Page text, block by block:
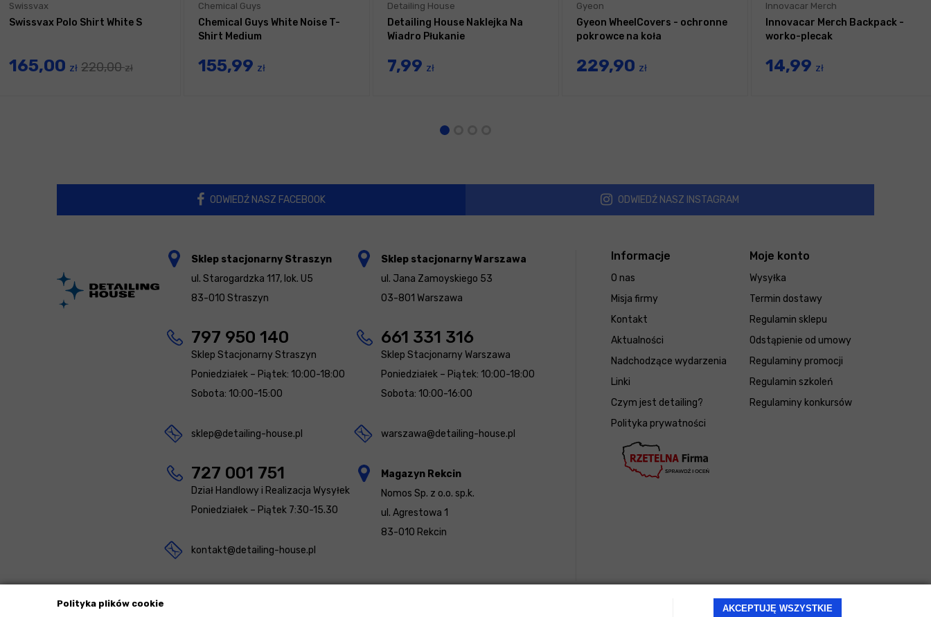
Polityka plików cookie
AKCEPTUJĘ WSZYSTKIE
Swissvax
Swissvax Polo Shirt White S
165,00 zł 220,00zł
Chemical Guys
Chemical Guys White Noise T-
Shirt Medium
155,99 zł
Detailing House
Detailing House Naklejka Na
Wiadro Płukanie
7,99 zł
Gyeon
Gyeon WheelCovers - ochronne
pokrowce na koła
229,90 zł
Innovacar Merch
Innovacar Merch Backpack -
worko-plecak
14,99 zł
ODWIEDŹ NASZ FACEBOOK ODWIEDŹ NASZ INSTAGRAM
Informacje
O nas
Misja firmy
Kontakt
Aktualności
Nadchodzące wydarzenia
Linki
Czym jest detailing?
Polityka prywatności
Moje konto
Wysyłka
Termin dostawy
Regulamin sklepu
Odstąpienie od umowy
Regulaminy promocji
Regulamin szkoleń
Regulaminy konkursów
Sklep stacjonarny Straszyn
ul. Starogardzka 117, lok. U5
83-010 Straszyn
797 950 140
Sklep Stacjonarny Straszyn
Poniedziałek – Piątek: 10:00-18:00
Sobota: 10:00-15:00
sklep@detailing-house.pl
727 001 751
Dział Handlowy i Realizacja Wysyłek
Poniedziałek – Piątek 7:30-15.30
kontakt@detailing-house.pl
Sklep stacjonarny Warszawa
ul. Jana Zamoyskiego 53
03-801 Warszawa
661 331 316
Sklep Stacjonarny Warszawa
Poniedziałek – Piątek: 10:00-18:00
Sobota: 10:00-16:00
warszawa@detailing-house.pl
Magazyn Rekcin
Nomos Sp. z o.o. sp.k.
ul. Agrestowa 1
83-010 Rekcin